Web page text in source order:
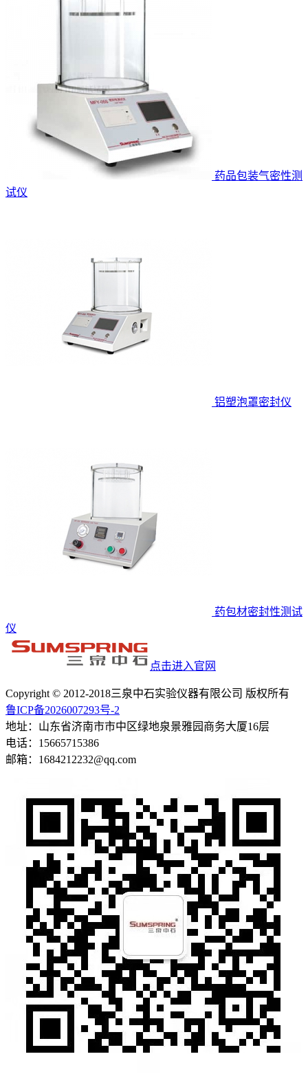
药品包装气密性测
试仪
铝塑泡罩密封仪
药包材密封性测试
仪
点击进入官网
Copyright © 2012-2018三泉中石实验仪器有限公司 版权所有
鲁ICP备2026007293号-2
地址：山东省济南市市中区绿地泉景雅园商务大厦16层
电话：15665715386
邮箱：1684212232@qq.com